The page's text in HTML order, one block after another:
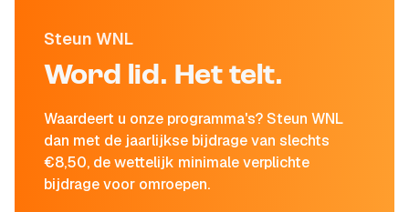
Steun WNL
Word lid. Het telt.
Waardeert u onze programma's? Steun WNL
dan met de jaarlijkse bijdrage van slechts
€8,50, de wettelijk minimale verplichte
bijdrage voor omroepen.